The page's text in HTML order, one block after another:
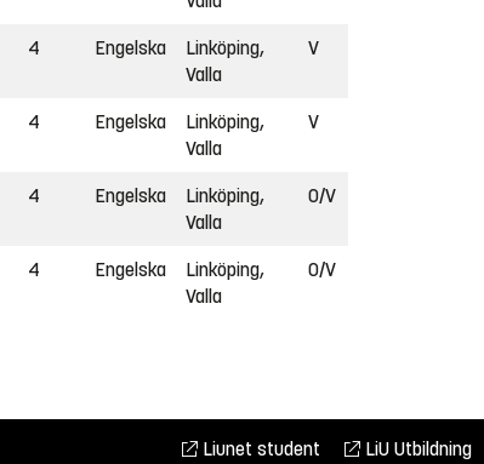
4 Engelska
Linköping,
Valla
V
4 Engelska
Linköping,
Valla
V
4 Engelska
Linköping,
Valla
O/V
4 Engelska
Linköping,
Valla
O/V
Liunet student LiU Utbildning